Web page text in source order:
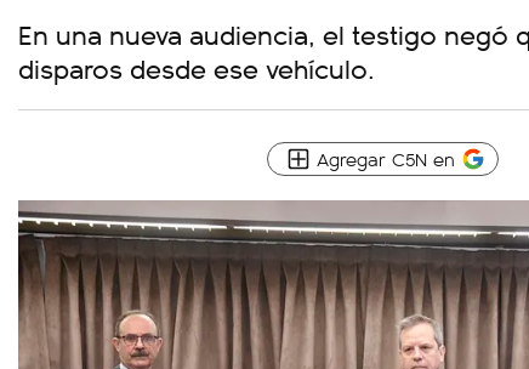
En una nueva audiencia, el testigo negó
disparos desde ese vehículo.
Agregar C5N en